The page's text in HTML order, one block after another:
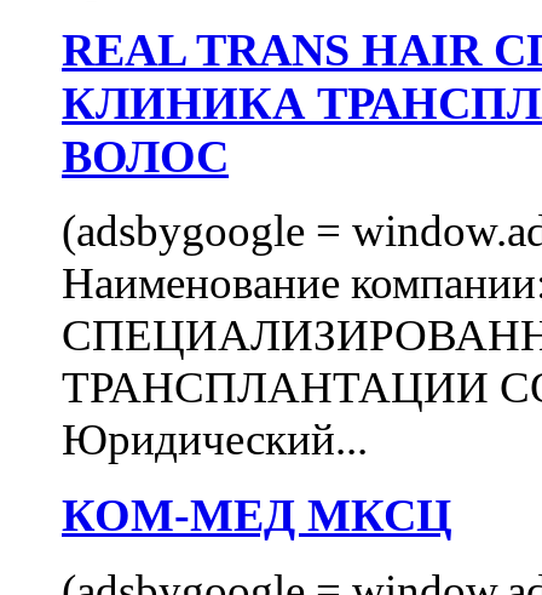
REAL TRANS
КЛИНИКА
ВОЛОС
(adsbygoogle =
Наименование
ТРАНСПЛАНТАЦИИ
Юридический...
КОМ-МЕД МКСЦ